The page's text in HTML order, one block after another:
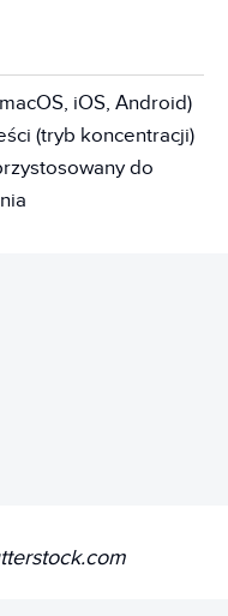
iOS, Android)
(tryb koncentracji)
do